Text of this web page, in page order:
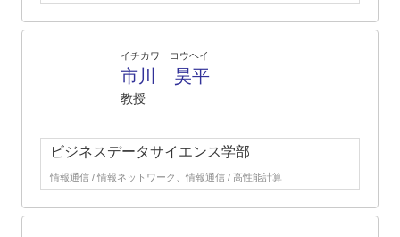
イチカワ コウヘイ
市川 昊平
教授
ビジネスデータサイエンス学部
情報通信 / 情報ネットワーク、情報通信 / 高性能計算